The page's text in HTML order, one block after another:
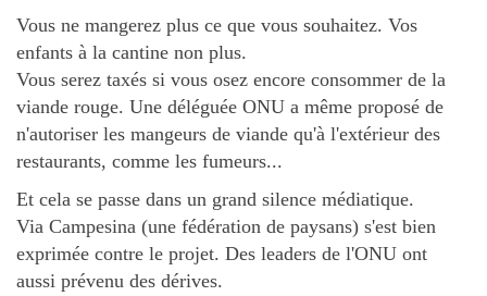
Vous ne mangerez plus ce que vous souhaitez. Vos
enfants à la cantine non plus.
Vous serez taxés si vous osez encore consommer de la
viande rouge. Une déléguée ONU a même proposé de
n'autoriser les mangeurs de viande qu'à l'extérieur des
restaurants, comme les fumeurs...
Et cela se passe dans un grand silence médiatique.
Via Campesina (une fédération de paysans) s'est bien
exprimée contre le projet. Des leaders de l'ONU ont
aussi prévenu des dérives.